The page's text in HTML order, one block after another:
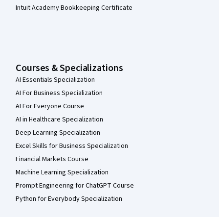
Intuit Academy Bookkeeping Certificate
Courses & Specializations
AI Essentials Specialization
AI For Business Specialization
AI For Everyone Course
AI in Healthcare Specialization
Deep Learning Specialization
Excel Skills for Business Specialization
Financial Markets Course
Machine Learning Specialization
Prompt Engineering for ChatGPT Course
Python for Everybody Specialization